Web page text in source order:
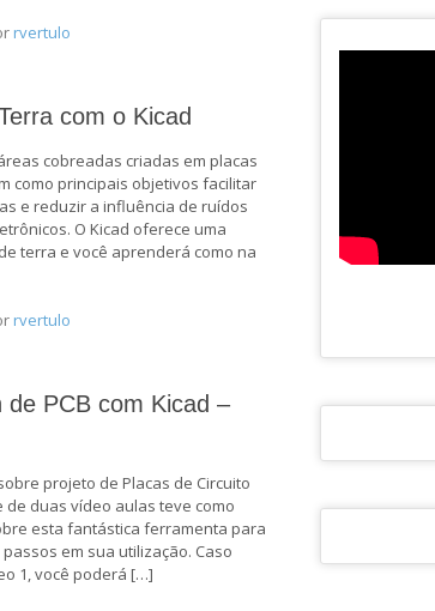
rvertulo
com o Kicad
cobreadas criadas em placas
como principais objetivos facilitar
e reduzir a influência de ruídos
O Kicad oferece uma
terra e você aprenderá como na
rvertulo
de PCB com Kicad –
projeto de Placas de Circuito
de duas vídeo aulas teve como
esta fantástica ferramenta para
em sua utilização. Caso
1, você poderá […]